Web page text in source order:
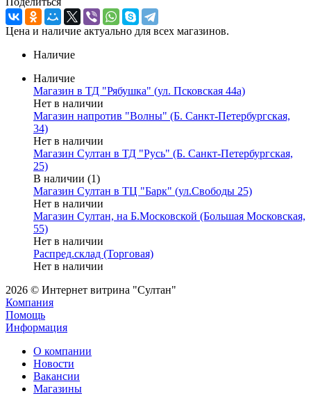
Цена и наличие актуально для всех магазинов.
Наличие
Наличие
Магазин в ТД "Рябушка" (ул. Псковская 44а)
Нет в наличии
Магазин напротив "Волны" (Б. Санкт-Петербургская,
34)
Нет в наличии
Магазин Султан в ТД "Русь" (Б. Санкт-Петербургская,
25)
В наличии (1)
Магазин Султан в ТЦ "Барк" (ул.Свободы 25)
Нет в наличии
Магазин Султан, на Б.Московской (Большая Московская,
55)
Нет в наличии
Распред.склад (Торговая)
Нет в наличии
2026 © Интернет витрина "Султан"
Компания
Помощь
Информация
О компании
Новости
Вакансии
Магазины